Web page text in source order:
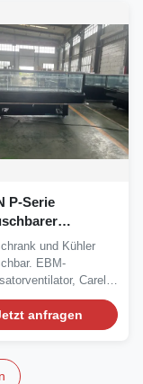
P-Serie
Kühler
und Kühler
EBM-
Carel-
anfragen